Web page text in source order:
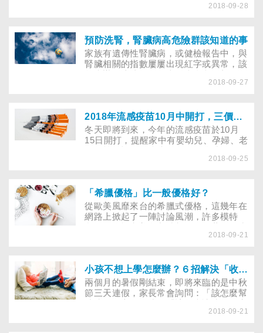
腎虛損，氣血不足有關，可分型治療，依
足量的卵磷脂、微量元素、核酸等，降低
失智風險。另外，起床後梳頭，略帶力道
按壓頭皮，也有助改善頭部血液循環，防
止記憶衰退。
2018-09-28
預防洗腎，腎臟病高危險群該知道的事
家族有遺傳性腎臟病，或健檢報告中，與
腎臟相關的指數屢屢出現紅字或異常，該
入的檢查，有哪些項目呢？日常生活又該
2018-09-27
2018年流感疫苗10月中開打，三價四價怎麼選？你一定要看的流感懶人包
冬天即將到來，今年的流感疫苗於10月
15日開打，提醒家中有嬰幼兒、孕婦、老
是，過往自費四價疫苗不能用於6個月到
濟許可，也可以自費選擇四價疫苗。
2018-09-25
「希臘優格」比一般優格好？
從歐美風靡來台的希臘式優格，這幾年在
網路上掀起了一陣討論風潮，許多模特
廠商也推出各種口味，強調比起一般優
的希臘式優格大多都會額外添加鮮奶油，
讓口感更滑順，三高或有糖尿病的患者應
格外注意，避免攝取過量。
2018-09-21
小孩不想上學怎麼辦？６招解決「收假症候群」
兩個月的暑假剛結束，即將來臨的是中秋
節三天連假，家長常會詢問：「該怎麼幫
易在連續假期過後，適應學校生活？」每
2018-09-21